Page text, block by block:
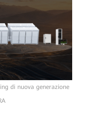
di nuova generazione